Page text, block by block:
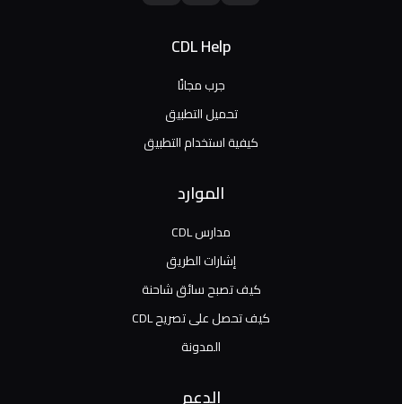
CDL Help
جرب مجانًا
تحميل التطبيق
كيفية استخدام التطبيق
الموارد
مدارس CDL
إشارات الطريق
كيف تصبح سائق شاحنة
كيف تحصل على تصريح CDL
المدونة
الدعم